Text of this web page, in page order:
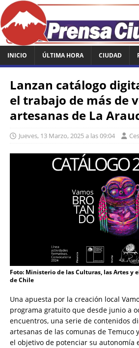
INICIO ÚLTIMA HORA CIUDAD
Lanzan catálogo
el trabajo de más de
artesanas de La
Jueves, 13 Marzo, 2025 a las 09:04
Foto: Ministerio de las Culturas, las Artes y
de Chile
Una apuesta por la creación local
programa gratuito que desde junio a
encuentros, una serie de contenidos
artesanas de las comunas de Temuco
el objetivo de potenciar su autonomía